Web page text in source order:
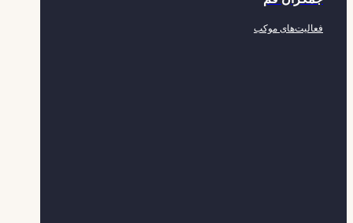
فعالیت‌های موکب